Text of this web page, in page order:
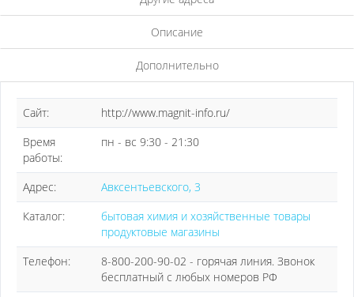
Описание
Дополнительно
Сайт:
http://www.magnit-info.ru/
Время
работы:
пн - вс 9:30 - 21:30
Адрес:
Авксентьевского, 3
Каталог:
бытовая химия и хозяйственные товары
продуктовые магазины
Телефон:
8-800-200-90-02 - горячая линия. Звонок
бесплатный с любых номеров РФ